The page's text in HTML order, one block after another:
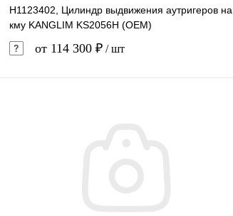
H1123402, Цилиндр выдвижения аутригеров на
кму KANGLIM KS2056H (OEM)
от 114 300 ₽ / шт